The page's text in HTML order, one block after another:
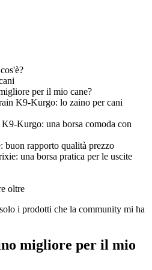
per il mio cane?
K9-Kurgo: lo zaino per cani
Kurgo: una borsa comoda con
rapporto qualità prezzo
una borsa pratica per le uscite
oltre
i prodotti che la community mi ha
migliore per il mio